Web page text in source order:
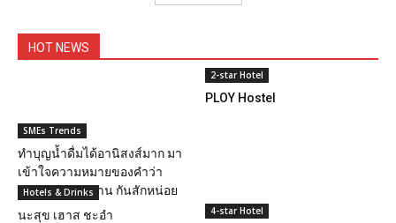
HOT NEWS
SMEs Trends
ทำบุญน้ำดื่มได้อานิสงส์มาก มา
เข้าใจความหมายของคำว่า
บริจาค จาคะ ทาน กันสักหน่อย
2-star Hotel
PLOY Hostel
Hotels & Drinks
นะสุข เฮาส ชะอำ 4-star Hotel